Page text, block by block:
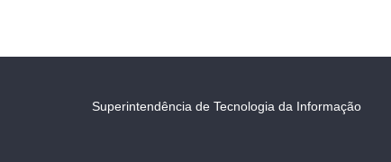
Superintendência de Tecnologia da Informação